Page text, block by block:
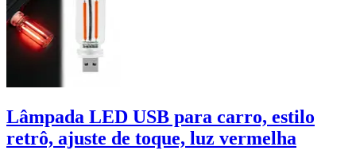
Lâmpada LED USB para carro, estilo
retrô, ajuste de toque, luz vermelha